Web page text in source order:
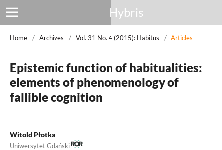
Hybris
Home / Archives / Vol. 31 No. 4 (2015): Habitus / Articles
Epistemic function of habitualities:
elements of phenomenology of
fallible cognition
Witold Płotka
Uniwersytet Gdański